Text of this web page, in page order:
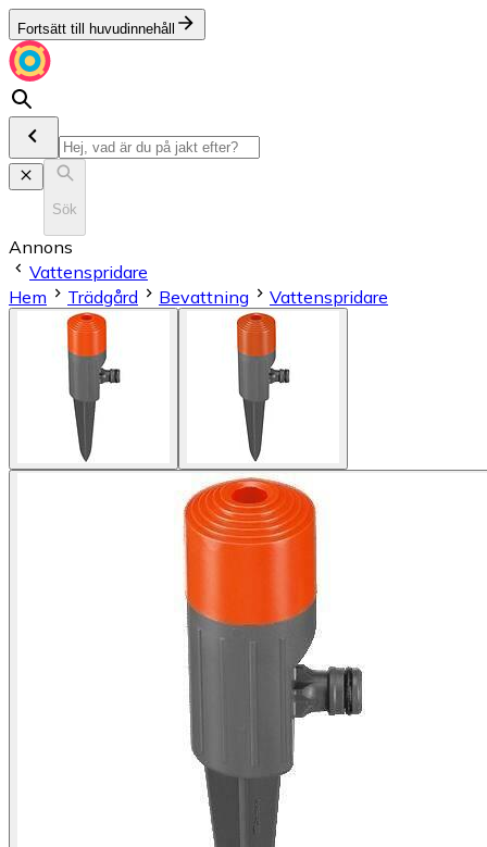
Fortsätt till huvudinnehåll
Sök
Annons
Vattenspridare
Hem
Trädgård Bevattning Vattenspridare